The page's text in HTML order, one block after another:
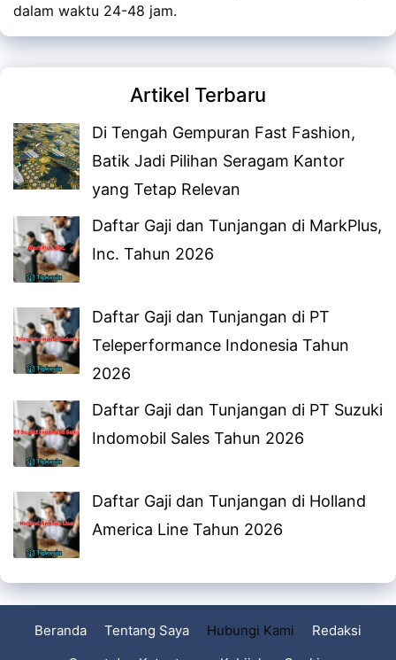
dalam waktu 24-48 jam.
Artikel Terbaru
Di Tengah Gempuran Fast Fashion,
Batik Jadi Pilihan Seragam Kantor
yang Tetap Relevan
Daftar Gaji dan Tunjangan di MarkPlus,
Inc. Tahun 2026
Daftar Gaji dan Tunjangan di PT
Teleperformance Indonesia Tahun
2026
Daftar Gaji dan Tunjangan di PT Suzuki
Indomobil Sales Tahun 2026
Daftar Gaji dan Tunjangan di Holland
America Line Tahun 2026
Beranda Tentang Saya Hubungi Kami
Redaksi